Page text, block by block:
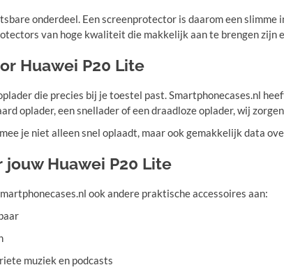
onderdeel. Een screenprotector is daarom een
van hoge kwaliteit die makkelijk aan te brengen
Huawei P20 Lite
die precies bij je toestel past. Smartphonecases.nl
oplader, een snellader of een draadloze oplader, wij
je niet alleen snel oplaadt, maar ook gemakkelijk data
Huawei P20 Lite
ook andere praktische accessoires aan:
muziek en podcasts